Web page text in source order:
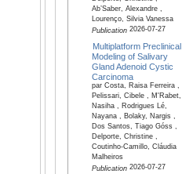
Ab’Saber, Alexandre ,
Lourenço, Silvia Vanessa
Publication2026-07-27
Multiplatform Preclinical
Modeling of Salivary
Gland Adenoid Cystic
Carcinoma
par Costa, Raisa Ferreira ,
Pelissari, Cibele , M'Rabet,
Nasiha , Rodrigues Lé,
Nayana , Bolaky, Nargis ,
Dos Santos, Tiago Góss ,
Delporte, Christine ,
Coutinho-Camillo, Cláudia
Malheiros
Publication2026-07-27